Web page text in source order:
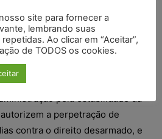
apenas de viver, tendo
todas as leis, faltado a todos
perdido toda a estima
necessitam de romancear
que recomendem o zelo
a perpetração de
contra o direito desarmado, e
site para fornecer a
lembrando suas
Ao clicar em “Aceitar”,
de TODOS os cookies.